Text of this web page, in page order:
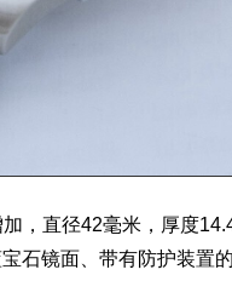
直径42毫米，厚度
石镜面、带有防护装置